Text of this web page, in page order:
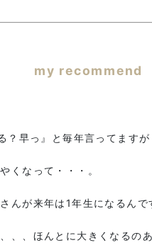
my recommend
？早っ』と毎年言ってますが
くなって・・・。
んが来年は1年生になるんで
、、ほんとに大きくなるの